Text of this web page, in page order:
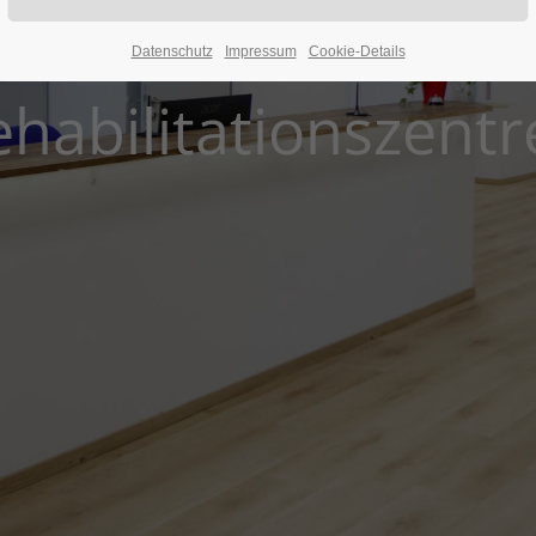
News der ASR
Datenschutz Impressum Cookie-Details